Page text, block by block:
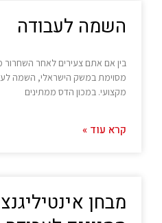
השמה לעבודה
בין אם אתם צעירים לאחר
מסוימת במשק הישראלי, השמה
מקצועי. במכון הדס ממתינים
קרא עוד »
מבחן